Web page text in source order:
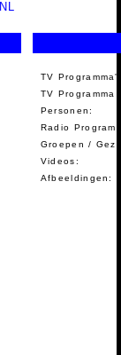
TV
TV Programma
Personen:
Radio
Groepen /
Videos:
Afbeeldingen: